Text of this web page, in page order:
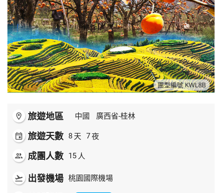
團型編號 KWL8B
room 旅遊地區 中國 廣西省-桂林
event 旅遊天數 8 天 7夜
people 成團人數 15 人
flight_takeoff 出發機場 桃園國際機場